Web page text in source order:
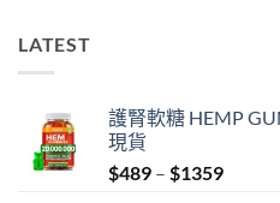
LATEST
護腎軟糖 HEMP
現貨
$489 – $1359Price